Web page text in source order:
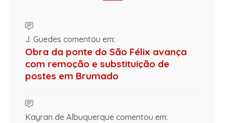
J. Guedes comentou em:
Obra da ponte do São Félix avança
com remoção e substituição de
postes em Brumado
Kayran de Albuquerque comentou em: